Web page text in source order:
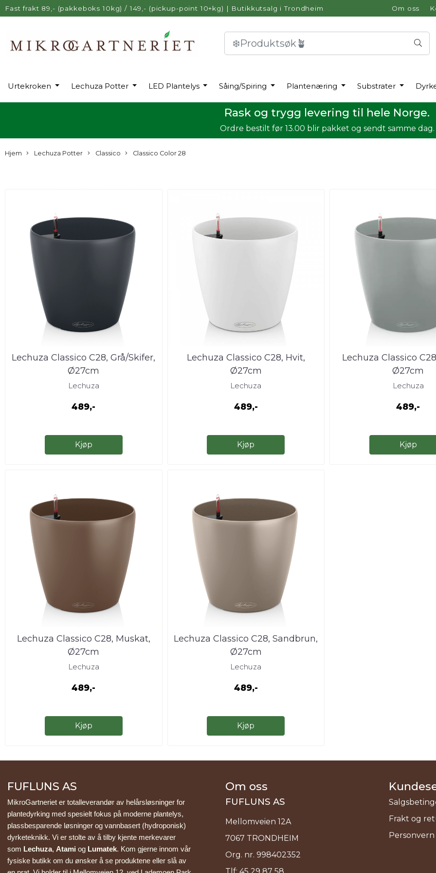
Fast frakt 89,- (pakkeboks 10kg) / 149,- (pickup-point 10+kg) | Butikkutsalg i Trondheim Om oss
Urtekroken Lechuza Potter LED Plantelys Såing/Spiring Plantenæring Substrater
Rask og trygg levering til hele Norge.
Ordre bestilt før 13.00 blir pakket og sendt samme dag.
Hjem Lechuza Potter Classico Classico Color 28
Lechuza Classico C28, Grå/Skifer,
Ø27cm
Lechuza
489,-
Kjøp
Lechuza Classico C28, Hvit,
Ø27cm
Lechuza
489,-
Kjøp
Lechuza Classico
Ø27cm
Lechuza
489,-
Kjøp
Lechuza Classico C28, Muskat,
Ø27cm
Lechuza
489,-
Kjøp
Lechuza Classico C28, Sandbrun,
Ø27cm
Lechuza
489,-
Kjøp
FUFLUNS AS
MikroGartneriet er totalleverandør av helårsløsninger for
plantedyrking med spesielt fokus på moderne plantelys,
plassbesparende løsninger og vannbasert (hydroponisk)
dyrketeknikk. Vi er stolte av å tilby kjente merkevarer
som Lechuza, Atami og Lumatek. Kom gjerne innom vår
fysiske butikk om du ønsker å se produktene eller slå av
Om oss
FUFLUNS AS
Mellomveien 12A
7067 TRONDHEIM
Org. nr. 998402352
Frakt og
Personvern